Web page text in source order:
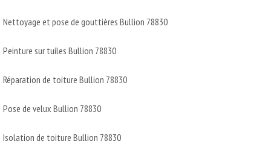
Nettoyage et pose de gouttières Bullion 78830
Peinture sur tuiles Bullion 78830
Réparation de toiture Bullion 78830
Pose de velux Bullion 78830
Isolation de toiture Bullion 78830